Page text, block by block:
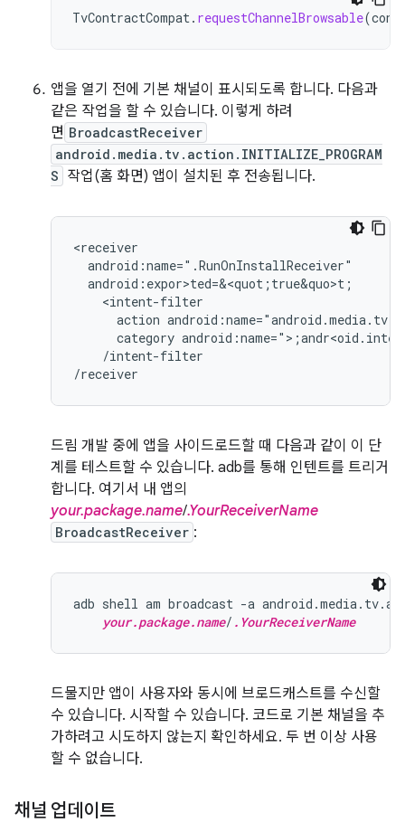
TvContractCompat. requestChannelBrowsable(
앱을 열기 전에 기본 채널이 표시되도록 합니다. 다음과
같은 작업을 할 수 있습니다. 이렇게 하려
면 BroadcastReceiver
android.media.tv.action.INITIALIZE_PROGRAM
S 작업(홈 화면) 앱이 설치된 후 전송됩니다.
action
category
/intent-filter
/receiver
드림 개발 중에 앱을 사이드로드할 때 다음과 같이 이 단
계를 테스트할 수 있습니다. adb를 통해 인텐트를 트리거
합니다. 여기서 내 앱의
your.package.name/.YourReceiverName
BroadcastReceiver :
adb shell am broadcast -a
your.package.name/ .YourReceiverName
드물지만 앱이 사용자와 동시에 브로드캐스트를 수신할
수 있습니다. 시작할 수 있습니다. 코드로 기본 채널을 추
가하려고 시도하지 않는지 확인하세요. 두 번 이상 사용
할 수 없습니다.
채널 업데이트